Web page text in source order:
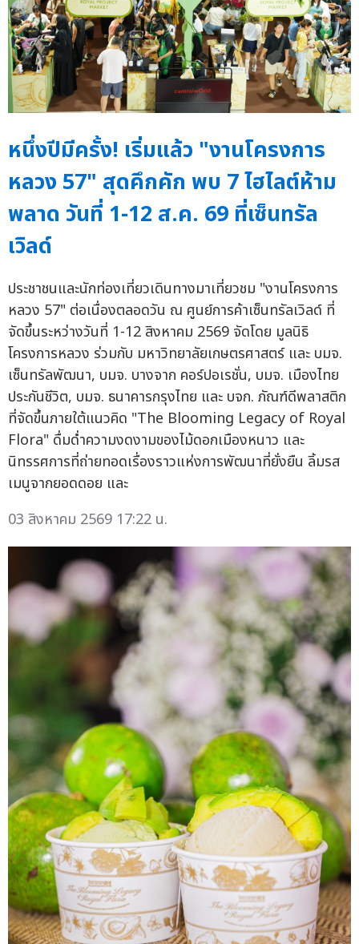
หนึ่งปีมีครั้ง! เริ่มแล้ว "งานโครงการ
หลวง 57" สุดคึกคัก พบ 7 ไฮไลต์ห้าม
พลาด วันที่ 1-12 ส.ค. 69 ที่เซ็นทรัล
เวิลด์
ประชาชนและนักท่องเที่ยวเดินทางมาเที่ยวชม "งานโครงการ
หลวง 57" ต่อเนื่องตลอดวัน ณ ศูนย์การค้าเซ็นทรัลเวิลด์ ที่
จัดขึ้นระหว่างวันที่ 1-12 สิงหาคม 2569 จัดโดย มูลนิธิ
โครงการหลวง ร่วมกับ มหาวิทยาลัยเกษตรศาสตร์ และ บมจ.
เซ็นทรัลพัฒนา, บมจ. บางจาก คอร์ปอเรชั่น, บมจ. เมืองไทย
ประกันชีวิต, บมจ. ธนาคารกรุงไทย และ บจก. ภัณฑ์ดีพลาสติก
ที่จัดขึ้นภายใต้แนวคิด "The Blooming Legacy of Royal
Flora" ดื่มด่ำความงดงามของไม้ดอกเมืองหนาว และ
นิทรรศการที่ถ่ายทอดเรื่องราวแห่งการพัฒนาที่ยั่งยืน ลิ้มรส
เมนูจากยอดดอย และ
03 สิงหาคม 2569 17:22 น.